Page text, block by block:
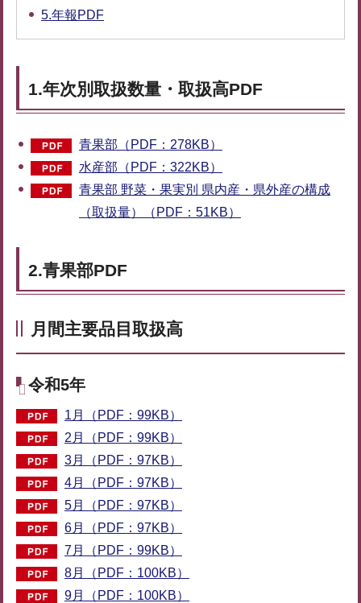
5.年報PDF
1.年次別取扱数量・取扱高PDF
青果部（PDF：278KB）
水産部（PDF：322KB）
青果部 野菜・果実別 県内産・県外産の構成
（取扱量）（PDF：51KB）
2.青果部PDF
月間主要品目取扱高
令和5年
1月（PDF：99KB）
2月（PDF：99KB）
3月（PDF：97KB）
4月（PDF：97KB）
5月（PDF：97KB）
6月（PDF：97KB）
7月（PDF：99KB）
8月（PDF：100KB）
9月（PDF：100KB）